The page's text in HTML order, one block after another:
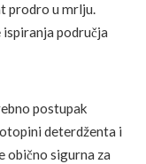
prodro u mrlju.
područja
postupak
deterdženta i
obično sigurna za